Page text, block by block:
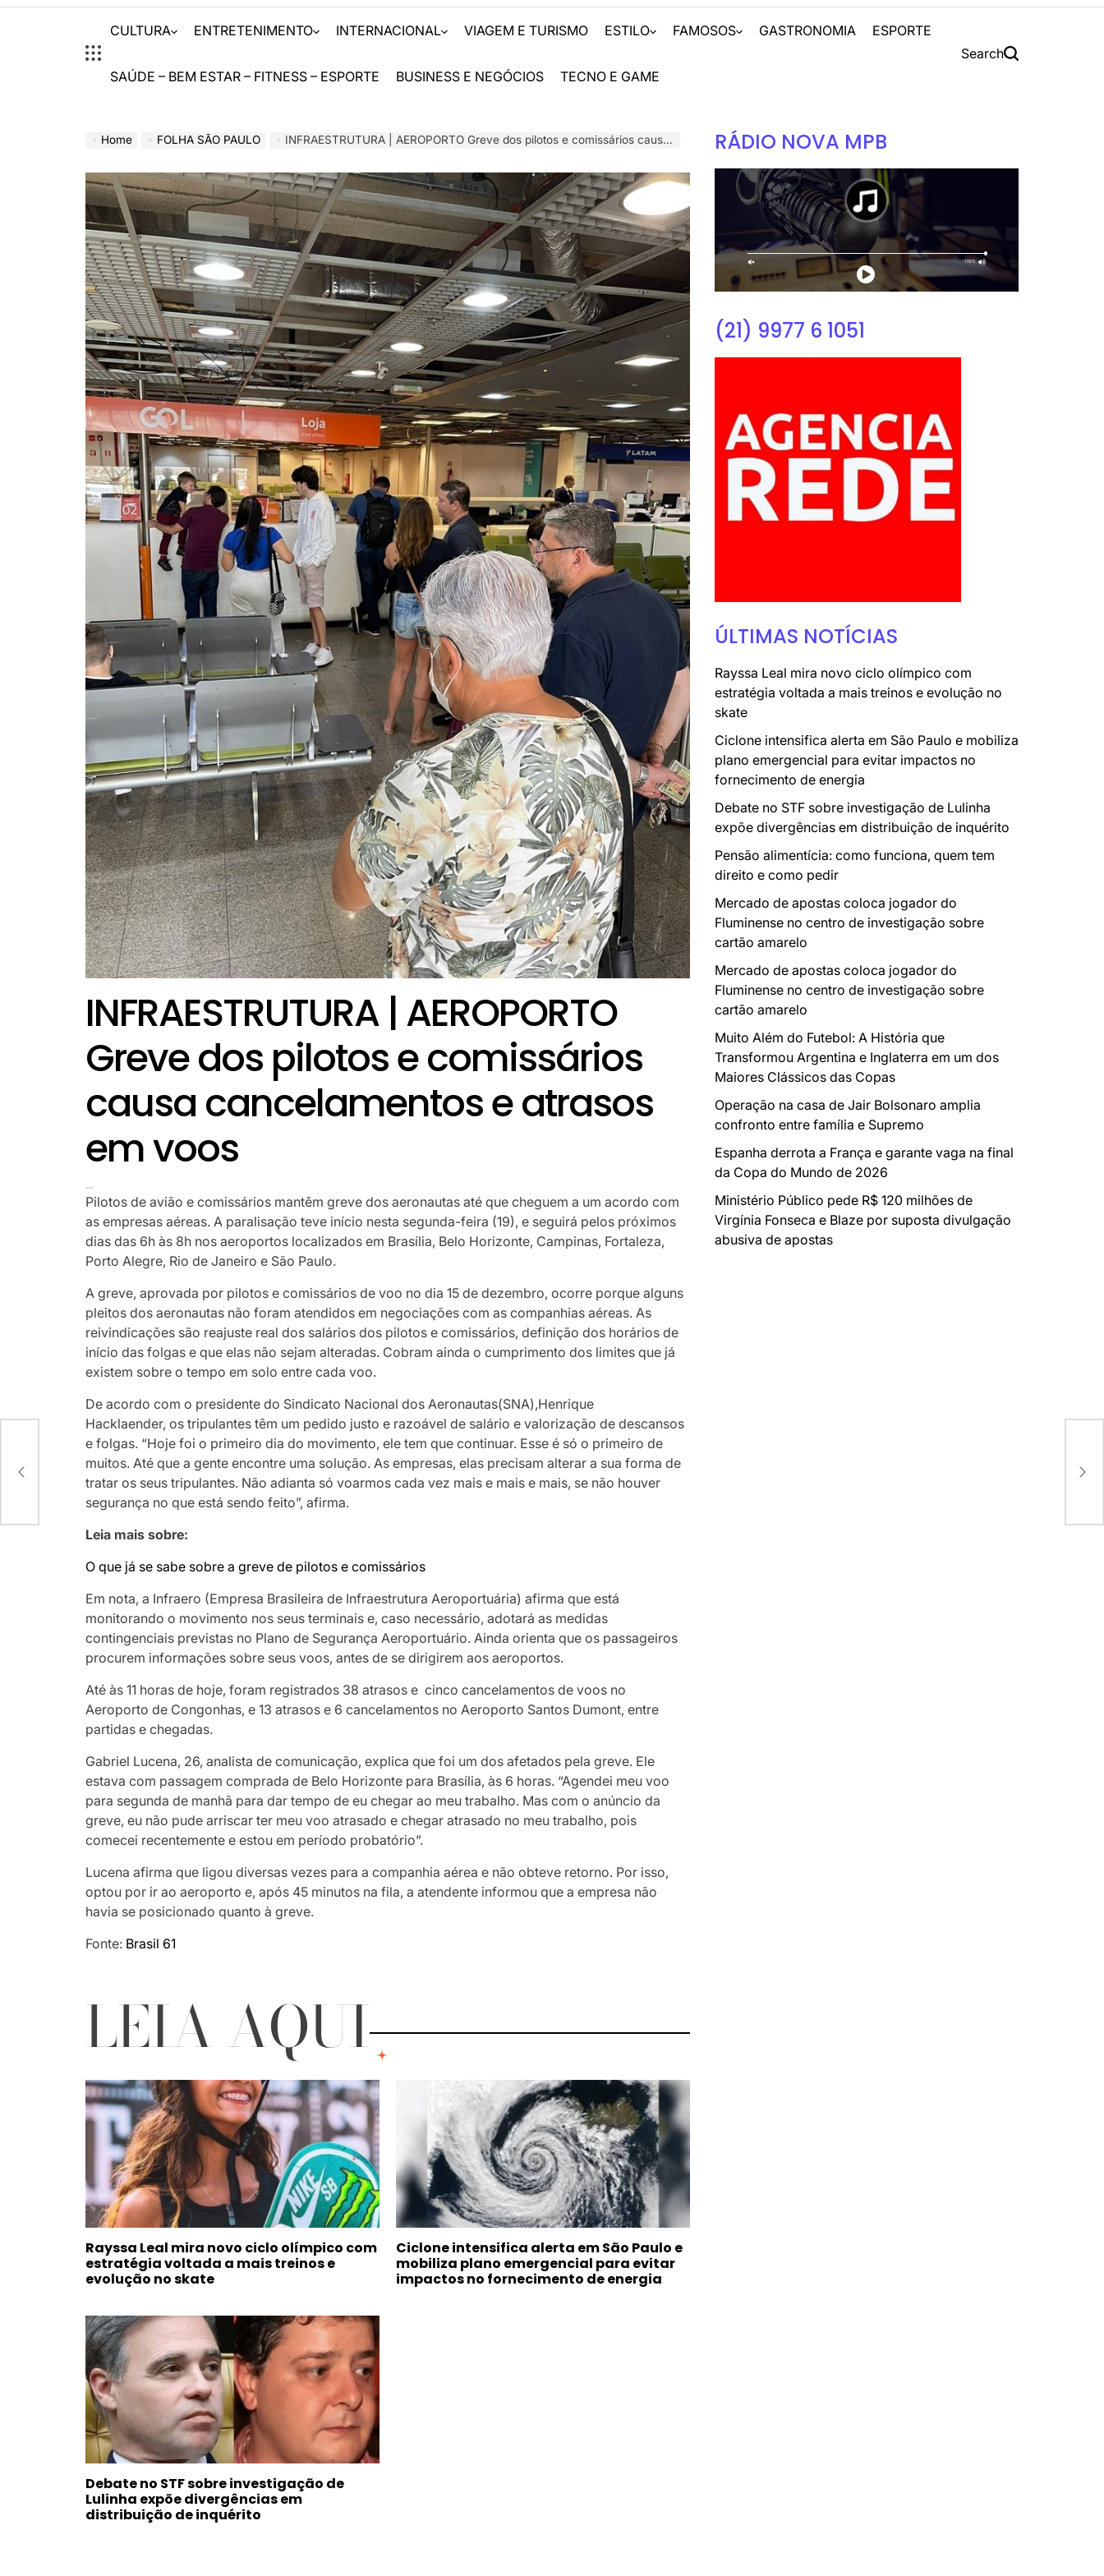
CULTURA ENTRETENIMENTO INTERNACIONAL VIAGEM E TURISMO ESTILO FAMOSOS GASTRONOMIA ESPORTE
SAÚDE – BEM ESTAR – FITNESS – ESPORTE BUSINESS E NEGÓCIOS TECNO E GAME
Search
Home FOLHA SÃO PAULO INFRAESTRUTURA | AEROPORTO Greve dos pilotos e comissários causa cancelamentos e atrasos em voos
INFRAESTRUTURA | AEROPORTO
Greve dos pilotos e comissários
causa cancelamentos e atrasos
em voos
Pilotos de avião e comissários mantêm greve dos aeronautas até que cheguem a um acordo com
as empresas aéreas. A paralisação teve início nesta segunda-feira (19), e seguirá pelos próximos
dias das 6h às 8h nos aeroportos localizados em Brasília, Belo Horizonte, Campinas, Fortaleza,
Porto Alegre, Rio de Janeiro e São Paulo.
A greve, aprovada por pilotos e comissários de voo no dia 15 de dezembro, ocorre porque alguns
pleitos dos aeronautas não foram atendidos em negociações com as companhias aéreas. As
reivindicações são reajuste real dos salários dos pilotos e comissários, definição dos horários de
início das folgas e que elas não sejam alteradas. Cobram ainda o cumprimento dos limites que já
existem sobre o tempo em solo entre cada voo.
De acordo com o presidente do Sindicato Nacional dos Aeronautas(SNA),Henrique
Hacklaender, os tripulantes têm um pedido justo e razoável de salário e valorização de descansos
e folgas. “Hoje foi o primeiro dia do movimento, ele tem que continuar. Esse é só o primeiro de
muitos. Até que a gente encontre uma solução. As empresas, elas precisam alterar a sua forma de
tratar os seus tripulantes. Não adianta só voarmos cada vez mais e mais e mais, se não houver
segurança no que está sendo feito”, afirma.
Leia mais sobre:
O que já se sabe sobre a greve de pilotos e comissários
Em nota, a Infraero (Empresa Brasileira de Infraestrutura Aeroportuária) afirma que está
monitorando o movimento nos seus terminais e, caso necessário, adotará as medidas
contingenciais previstas no Plano de Segurança Aeroportuário. Ainda orienta que os passageiros
procurem informações sobre seus voos, antes de se dirigirem aos aeroportos.
Até às 11 horas de hoje, foram registrados 38 atrasos e cinco cancelamentos de voos no
Aeroporto de Congonhas, e 13 atrasos e 6 cancelamentos no Aeroporto Santos Dumont, entre
partidas e chegadas.
Gabriel Lucena, 26, analista de comunicação, explica que foi um dos afetados pela greve. Ele
estava com passagem comprada de Belo Horizonte para Brasília, às 6 horas. “Agendei meu voo
para segunda de manhã para dar tempo de eu chegar ao meu trabalho. Mas com o anúncio da
greve, eu não pude arriscar ter meu voo atrasado e chegar atrasado no meu trabalho, pois
comecei recentemente e estou em período probatório”.
Lucena afirma que ligou diversas vezes para a companhia aérea e não obteve retorno. Por isso,
optou por ir ao aeroporto e, após 45 minutos na fila, a atendente informou que a empresa não
havia se posicionado quanto à greve.
Fonte: Brasil 61
LEIA AQUI
Rayssa Leal mira novo ciclo olímpico com
estratégia voltada a mais treinos e
evolução no skate
Ciclone intensifica alerta em São Paulo e
mobiliza plano emergencial para evitar
impactos no fornecimento de energia
Debate no STF sobre investigação de
Lulinha expõe divergências em
distribuição de inquérito
RÁDIO NOVA MPB
(21) 9977 6 1051
ÚLTIMAS NOTÍCIAS
Rayssa Leal mira novo ciclo olímpico com
estratégia voltada a mais treinos e evolução no
skate
Ciclone intensifica alerta em São Paulo e mobiliza
plano emergencial para evitar impactos no
fornecimento de energia
Debate no STF sobre investigação de Lulinha
expõe divergências em distribuição de inquérito
Pensão alimentícia: como funciona, quem tem
direito e como pedir
Mercado de apostas coloca jogador do
Fluminense no centro de investigação sobre
cartão amarelo
Mercado de apostas coloca jogador do
Fluminense no centro de investigação sobre
cartão amarelo
Muito Além do Futebol: A História que
Transformou Argentina e Inglaterra em um dos
Maiores Clássicos das Copas
Operação na casa de Jair Bolsonaro amplia
confronto entre família e Supremo
Espanha derrota a França e garante vaga na final
da Copa do Mundo de 2026
Ministério Público pede R$ 120 milhões de
Virgínia Fonseca e Blaze por suposta divulgação
abusiva de apostas